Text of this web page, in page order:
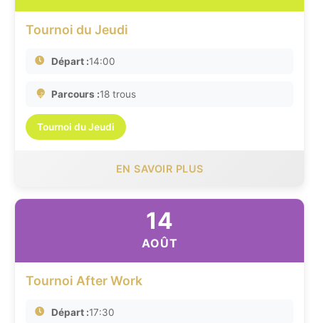
Tournoi du Jeudi
Départ :14:00
Parcours :18 trous
Tournoi du Jeudi
EN SAVOIR PLUS
14
AOÛT
Tournoi After Work
Départ :17:30